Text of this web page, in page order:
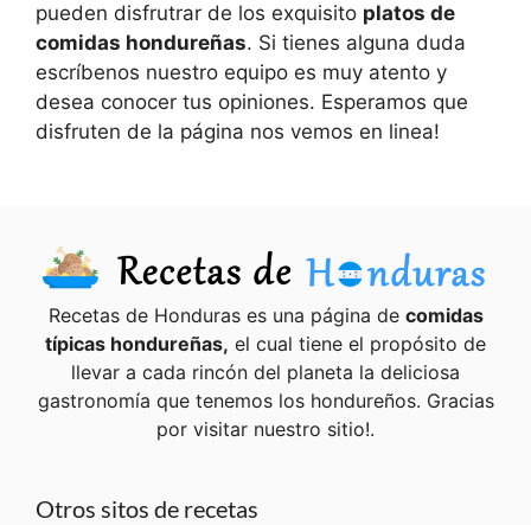
pueden disfrutrar de los exquisito platos de
comidas hondureñas. Si tienes alguna duda
escríbenos nuestro equipo es muy atento y
desea conocer tus opiniones. Esperamos que
disfruten de la página nos vemos en linea!
Recetas de Honduras es una página de comidas
típicas hondureñas, el cual tiene el propósito de
llevar a cada rincón del planeta la deliciosa
gastronomía que tenemos los hondureños. Gracias
por visitar nuestro sitio!.
Otros sitos de recetas